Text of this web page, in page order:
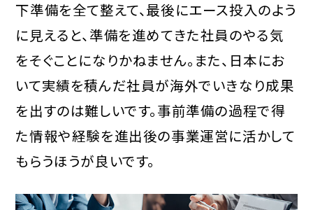
下準備を全て整えて、最後にエース投入のよう
に見えると、準備を進めてきた社員のやる気
をそぐことになりかねません。また、日本にお
いて実績を積んだ社員が海外でいきなり成果
を出すのは難しいです。事前準備の過程で得
た情報や経験を進出後の事業運営に活かして
もらうほうが良いです。